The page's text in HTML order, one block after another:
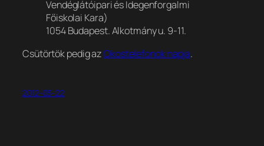
Vendéglátóipari és Idegenforgalmi
Főiskolai Kara)
1054 Budapest. Alkotmány u. 9-11.
Csütörtök pedig azOkostelefonok napja.
2012-03-22